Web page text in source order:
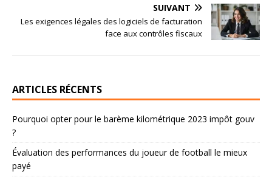
SUIVANT
Les exigences légales des logiciels de facturation
face aux contrôles fiscaux
ARTICLES RÉCENTS
Pourquoi opter pour le barème kilométrique 2023 impôt gouv
?
Évaluation des performances du joueur de football le mieux
payé